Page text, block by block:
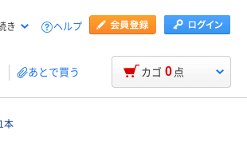
き ヘルプ
あとで買う カゴ 0 点
本